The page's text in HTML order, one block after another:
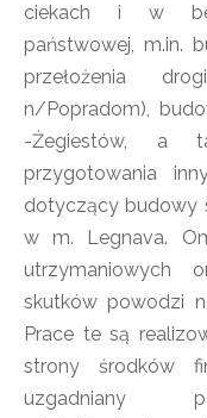
ciekach i w
państwowej, m.in.
przełożenia
n/Popradom),
-Żegiestów, a
przygotowania
dotyczący budowy
w m. Legnava.
utrzymaniowych
skutków powodzi
Prace te są
strony środków
uzgadniany